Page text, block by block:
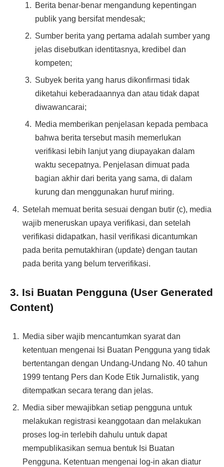
Berita benar-benar mengandung kepentingan
publik yang bersifat mendesak;
Sumber berita yang pertama adalah sumber yang
jelas disebutkan identitasnya, kredibel dan
kompeten;
Subyek berita yang harus dikonfirmasi tidak
diketahui keberadaannya dan atau tidak dapat
diwawancarai;
Media memberikan penjelasan kepada pembaca
bahwa berita tersebut masih memerlukan
verifikasi lebih lanjut yang diupayakan dalam
waktu secepatnya. Penjelasan dimuat pada
bagian akhir dari berita yang sama, di dalam
kurung dan menggunakan huruf miring.
Setelah memuat berita sesuai dengan butir (c), media
wajib meneruskan upaya verifikasi, dan setelah
verifikasi didapatkan, hasil verifikasi dicantumkan
pada berita pemutakhiran (update) dengan tautan
pada berita yang belum terverifikasi.
3. Isi Buatan Pengguna (User Generated
Content)
Media siber wajib mencantumkan syarat dan
ketentuan mengenai Isi Buatan Pengguna yang tidak
bertentangan dengan Undang-Undang No. 40 tahun
1999 tentang Pers dan Kode Etik Jurnalistik, yang
ditempatkan secara terang dan jelas.
Media siber mewajibkan setiap pengguna untuk
melakukan registrasi keanggotaan dan melakukan
proses log-in terlebih dahulu untuk dapat
mempublikasikan semua bentuk Isi Buatan
Pengguna. Ketentuan mengenai log-in akan diatur